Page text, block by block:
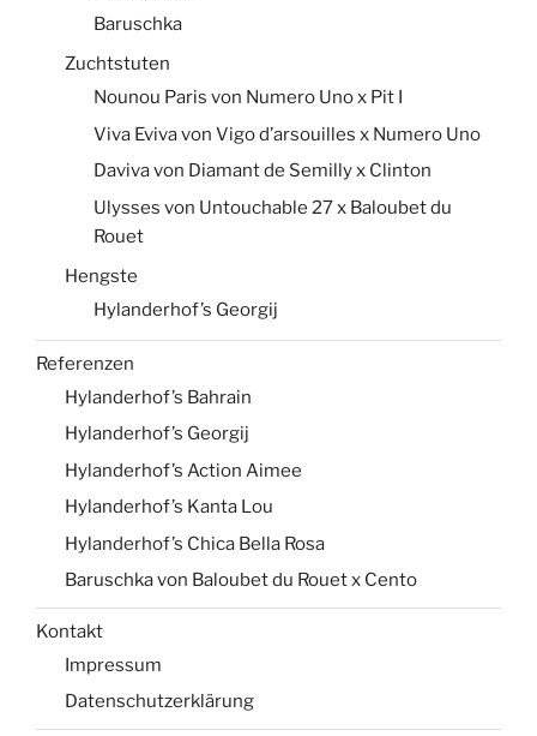
Baruschka
Zuchtstuten
Nounou Paris von Numero Uno x Pit I
Viva Eviva von Vigo d’arsouilles x Numero Uno
Daviva von Diamant de Semilly x Clinton
Ulysses von Untouchable 27 x Baloubet du
Rouet
Hengste
Hylanderhof’s Georgij
Referenzen
Hylanderhof’s Bahrain
Hylanderhof’s Georgij
Hylanderhof’s Action Aimee
Hylanderhof’s Kanta Lou
Hylanderhof’s Chica Bella Rosa
Baruschka von Baloubet du Rouet x Cento
Kontakt
Impressum
Datenschutzerklärung